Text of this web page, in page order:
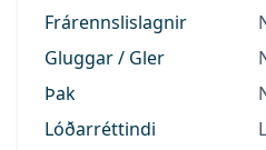
Frárennslislagnir
Gluggar / Gler
Þak
Lóðarréttindi